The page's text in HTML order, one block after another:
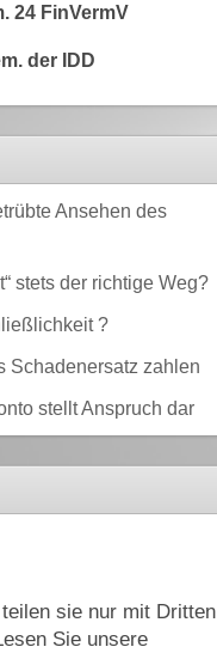
24 FinVermV
der IDD
Ansehen des
stets der richtige Weg?
?
Schadenersatz zahlen
stellt Anspruch dar
sie nur mit
Sie unsere